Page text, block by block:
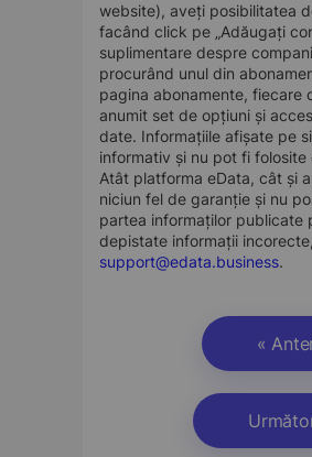
website), aveți posibilitatea
facând click pe „Adăugați
suplimentare despre
procurând unul din
pagina abonamente, fiecare
anumit set de opțiuni și
date. Informațiile afișate pe
informativ și nu pot fi
Atât platforma eData, cât și
niciun fel de garanție și nu
partea informaților publicate
depistate informații
support@edata.business.
«